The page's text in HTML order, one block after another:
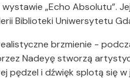
„Echo Absolutu”.
Biblioteki Uniwersytetu
brzmienie -
Nadeyę stworzą
pędzel i dźwięk splotą się